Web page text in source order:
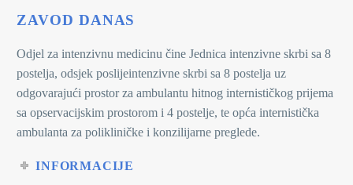
ZAVOD DANAS
Odjel za intenzivnu medicinu čine Jednica intenzivne skrbi sa 8
postelja, odsjek poslijeintenzivne skrbi sa 8 postelja uz
odgovarajući prostor za ambulantu hitnog internističkog prijema
sa opservacijskim prostorom i 4 postelje, te opća internistička
ambulanta za polikliničke i konzilijarne preglede.
INFORMACIJE